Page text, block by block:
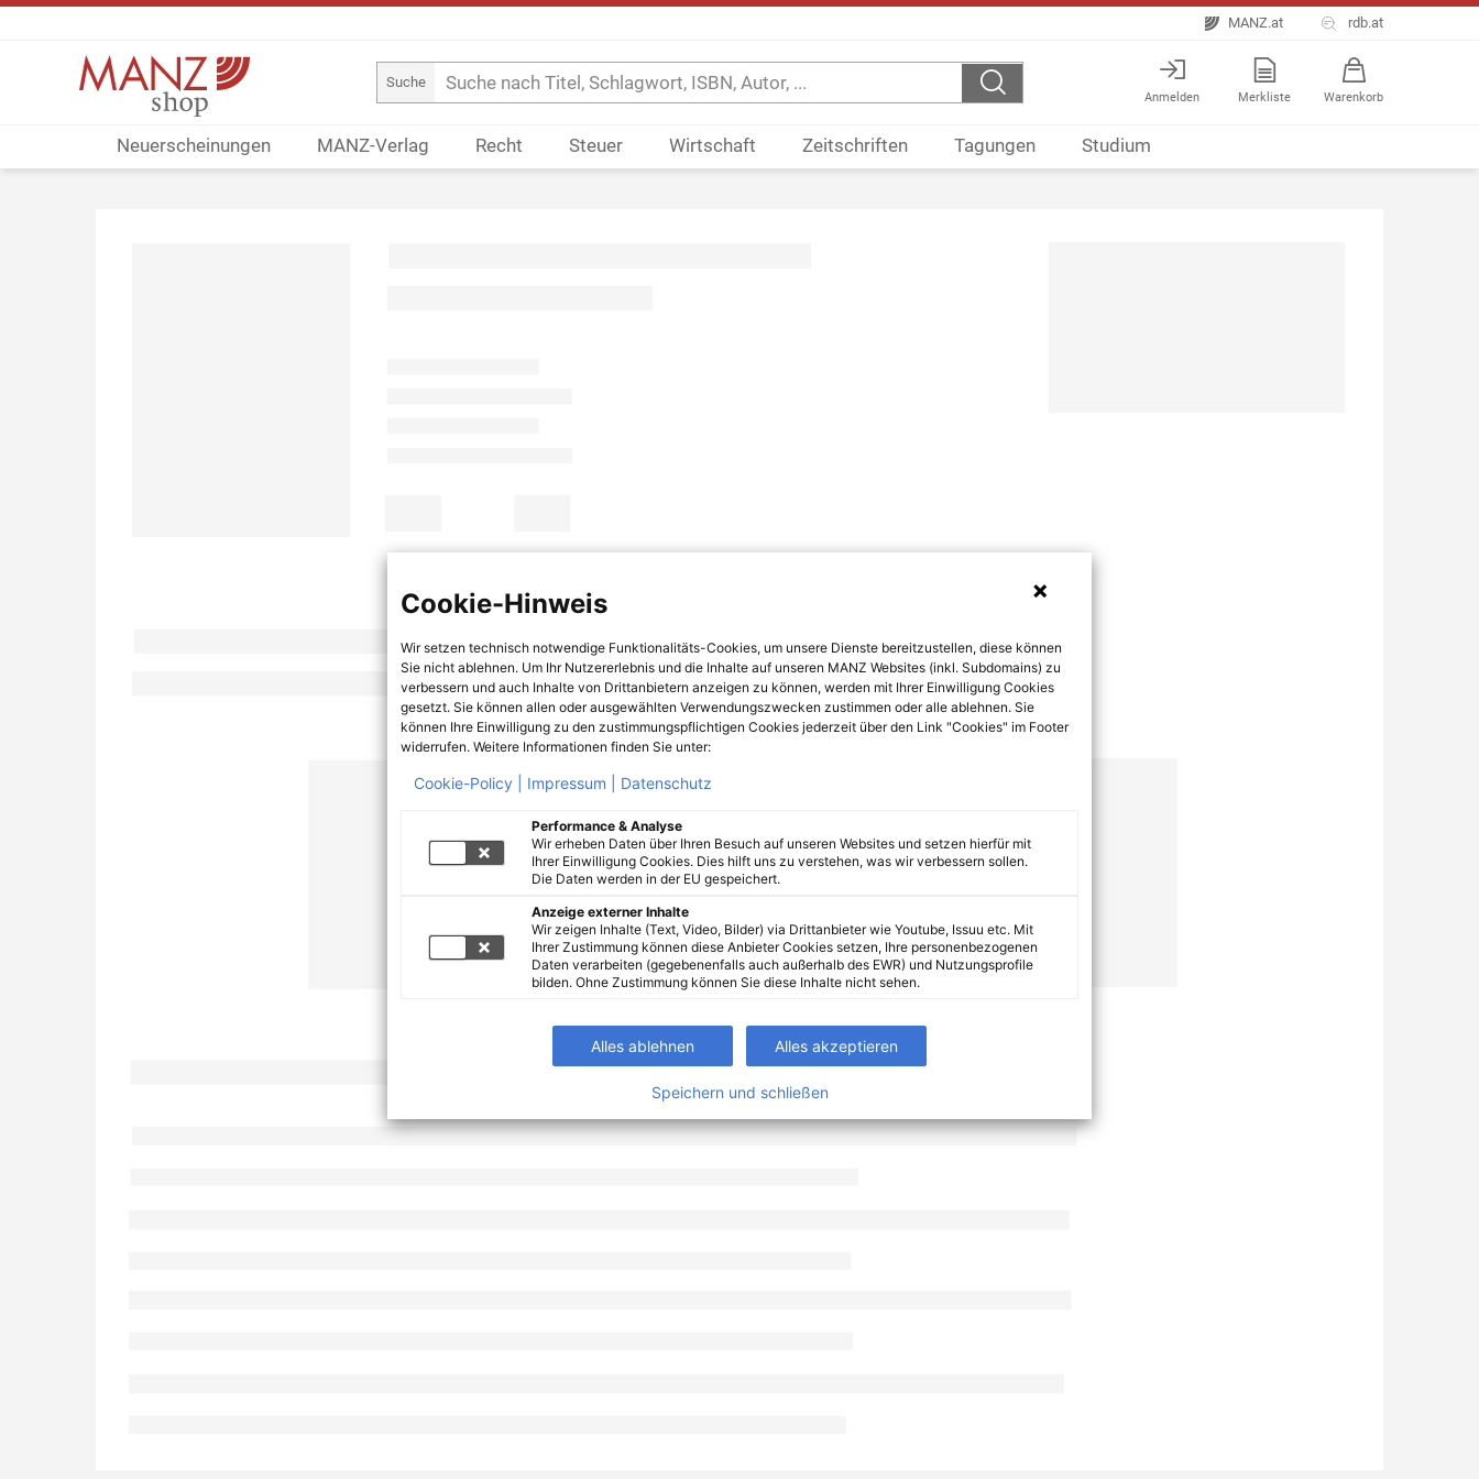
MANZ.at rdb.at
Suche
Anmelden Merkliste Warenkorb
Neuerscheinungen MANZ-Verlag Recht Steuer Wirtschaft Zeitschriften Tagungen Studium
Cookie-Hinweis
Wir setzen technisch notwendige Funktionalitäts-Cookies, um unsere Dienste bereitzustellen, diese können
Sie nicht ablehnen. Um Ihr Nutzererlebnis und die Inhalte auf unseren MANZ Websites (inkl. Subdomains) zu
verbessern und auch Inhalte von Drittanbietern anzeigen zu können, werden mit Ihrer Einwilligung Cookies
gesetzt. Sie können allen oder ausgewählten Verwendungszwecken zustimmen oder alle ablehnen. Sie
können Ihre Einwilligung zu den zustimmungspflichtigen Cookies jederzeit über den Link "Cookies" im Footer
widerrufen. Weitere Informationen finden Sie unter:
Cookie-Policy | Impressum | Datenschutz
Performance & Analyse
Wir erheben Daten über Ihren Besuch auf unseren Websites und setzen hierfür mit
Ihrer Einwilligung Cookies. Dies hilft uns zu verstehen, was wir verbessern sollen.
Die Daten werden in der EU gespeichert.
Anzeige externer Inhalte
Wir zeigen Inhalte (Text, Video, Bilder) via Drittanbieter wie Youtube, Issuu etc. Mit
Ihrer Zustimmung können diese Anbieter Cookies setzen, Ihre personenbezogenen
Daten verarbeiten (gegebenenfalls auch außerhalb des EWR) und Nutzungsprofile
bilden. Ohne Zustimmung können Sie diese Inhalte nicht sehen.
Alles ablehnen Alles akzeptieren
Speichern und schließen